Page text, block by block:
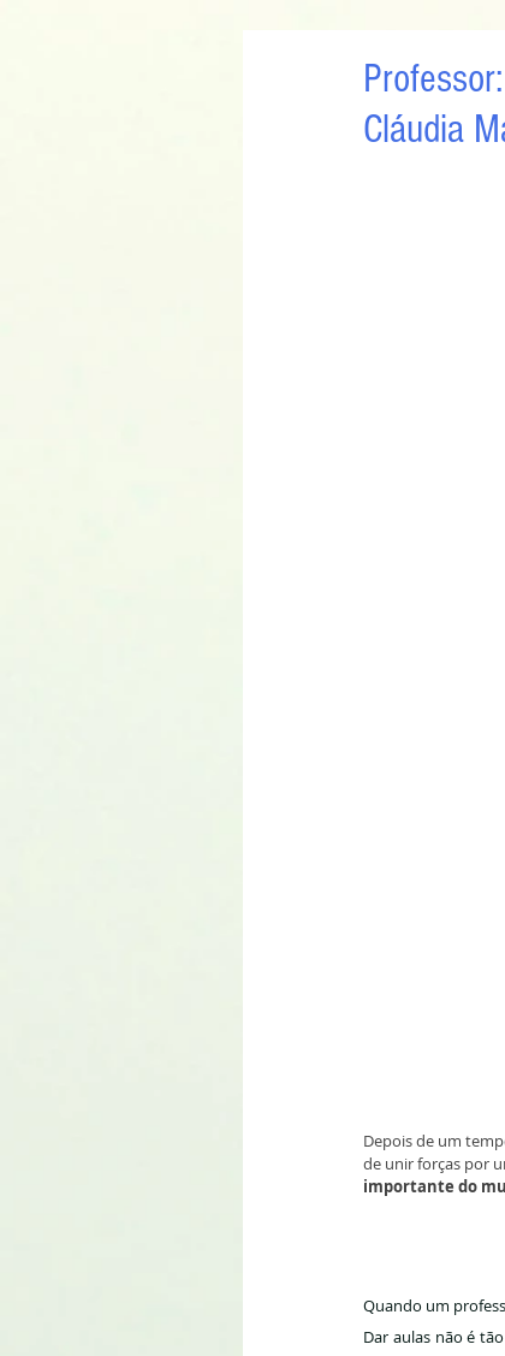
Cláudia
Depois de um
de unir forças por
importante do
Quando um
Dar aulas não é